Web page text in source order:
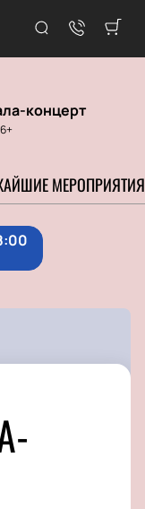
концерт
6+
МЕРОПРИЯТИЯ